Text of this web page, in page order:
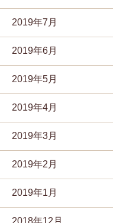
2019年7月
2019年6月
2019年5月
2019年4月
2019年3月
2019年2月
2019年1月
2018年12月